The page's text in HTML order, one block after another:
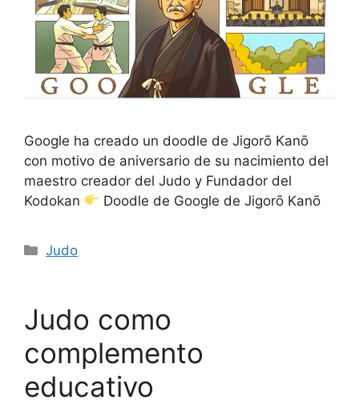
Google ha creado un doodle de Jigorō Kanō
con motivo de aniversario de su nacimiento del
maestro creador del Judo y Fundador del
Kodokan
Doodle de Google de Jigorō Kanō
Categorías
Judo
Judo como
complemento
educativo